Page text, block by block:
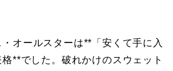
オールスターは**「安くて手に入
**でした。破れかけのスウェット